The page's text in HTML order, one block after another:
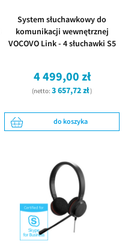
System słuchawkowy do
komunikacji wewnętrznej
VOCOVO Link - 4 słuchawki S5
4 499,00 zł
(netto: 3 657,72 zł)
do koszyka